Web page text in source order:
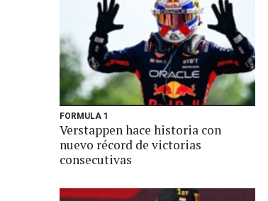
FORMULA 1
Verstappen hace historia con
nuevo récord de victorias
consecutivas